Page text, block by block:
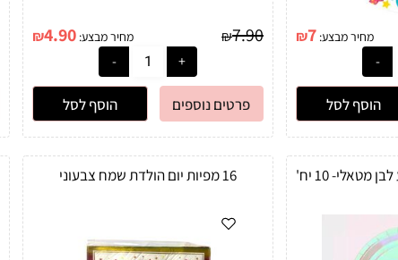
מחיר מבצע: ₪7
הוסף לסל
₪7.90 מחיר מבצע: ₪4.90
פרטים נוספים הוסף לסל
16 מפיות יום הולדת שמח צבעוני